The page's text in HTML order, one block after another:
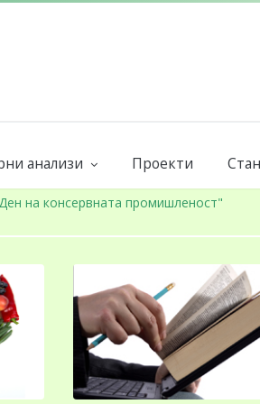
анализи Проекти
на консервната промишленост"